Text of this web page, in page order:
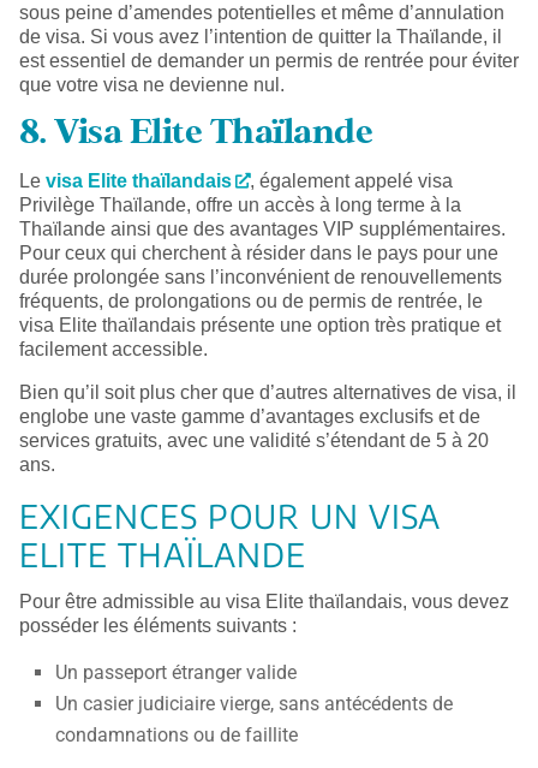
sous peine d’amendes potentielles et même d’annulation
de visa. Si vous avez l’intention de quitter la Thaïlande, il
est essentiel de demander un permis de rentrée pour éviter
que votre visa ne devienne nul.
8. Visa Elite Thaïlande
Le visa Elite thaïlandais
, également appelé visa
Privilège Thaïlande, offre un accès à long terme à la
Thaïlande ainsi que des avantages VIP supplémentaires.
Pour ceux qui cherchent à résider dans le pays pour une
durée prolongée sans l’inconvénient de renouvellements
fréquents, de prolongations ou de permis de rentrée, le
visa Elite thaïlandais présente une option très pratique et
facilement accessible.
Bien qu’il soit plus cher que d’autres alternatives de visa, il
englobe une vaste gamme d’avantages exclusifs et de
services gratuits, avec une validité s’étendant de 5 à 20
ans.
EXIGENCES POUR UN VISA
ELITE THAÏLANDE
Pour être admissible au visa Elite thaïlandais, vous devez
posséder les éléments suivants :
Un passeport étranger valide
Un casier judiciaire vierge, sans antécédents de
condamnations ou de faillite